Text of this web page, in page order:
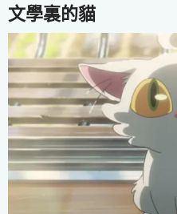
文學裏的貓